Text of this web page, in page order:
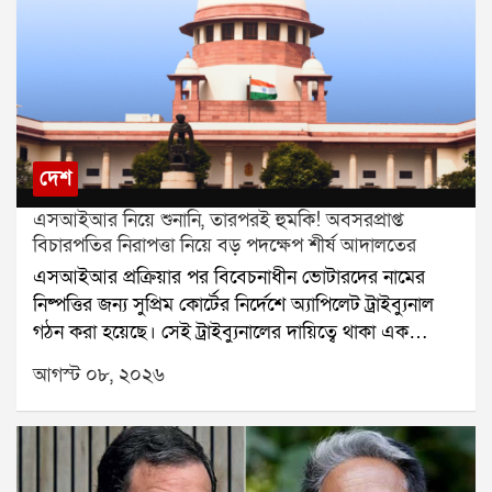
দেশ
এসআইআর নিয়ে শুনানি, তারপরই হুমকি! অবসরপ্রাপ্ত
বিচারপতির নিরাপত্তা নিয়ে বড় পদক্ষেপ শীর্ষ আদালতের
এসআইআর প্রক্রিয়ার পর বিবেচনাধীন ভোটারদের নামের
নিষ্পত্তির জন্য সুপ্রিম কোর্টের নির্দেশে অ্যাপিলেট ট্রাইব্যুনাল
গঠন করা হয়েছে। সেই ট্রাইব্যুনালের দায়িত্বে থাকা এক
অবসরপ্রাপ্ত বিচারপতির নিরাপত্তা নিয়ে এবার প্রশ্ন উঠল।
হুমকি, পথ দুর্ঘটনা এবং বাড়িতে চিঠি আসার অভিযোগের পর
বিষয়টি পৌঁছল সুপ্রিম কোর্টে। এবার নিরাপত্তার বিষয়টি
খতিয়ে দেখে প্রয়োজনীয় ব্যবস্থা নেওয়ার জন্য কলকাতা
হাইকোর্টের প্রধান বিচারপতিকে নির্দেশ দিল শীর্ষ আদালত।
আগস্ট ০৮, ২০২৬